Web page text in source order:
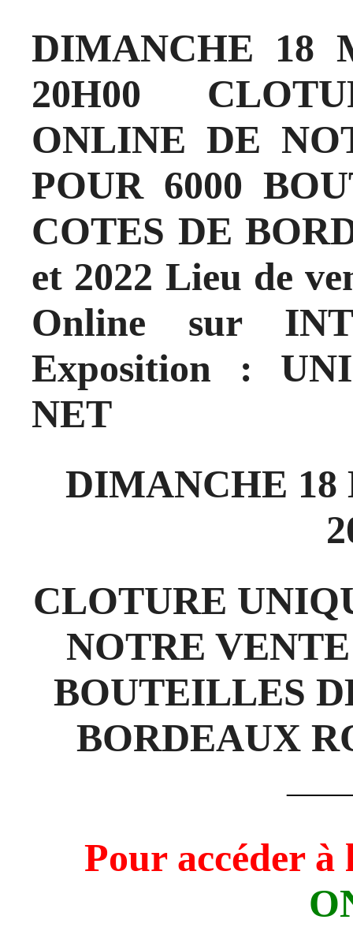
DIMANCHE 18
20H00
ONLINE DE
POUR 6000
COTES DE
et 2022 Lieu de
Online sur
Exposition :
NET
DIMANCHE 18
CLOTURE
NOTRE
BOUTEILLES
BORDEAUX
Pour accéder